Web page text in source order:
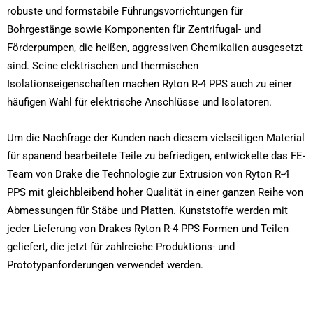
robuste und formstabile Führungsvorrichtungen für
Bohrgestänge sowie Komponenten für Zentrifugal- und
Förderpumpen, die heißen, aggressiven Chemikalien ausgesetzt
sind. Seine elektrischen und thermischen
Isolationseigenschaften machen Ryton R-4 PPS auch zu einer
häufigen Wahl für elektrische Anschlüsse und Isolatoren.
Um die Nachfrage der Kunden nach diesem vielseitigen Material
für spanend bearbeitete Teile zu befriedigen, entwickelte das FE-
Team von Drake die Technologie zur Extrusion von Ryton R-4
PPS mit gleichbleibend hoher Qualität in einer ganzen Reihe von
Abmessungen für Stäbe und Platten. Kunststoffe werden mit
jeder Lieferung von Drakes Ryton R-4 PPS Formen und Teilen
geliefert, die jetzt für zahlreiche Produktions- und
Prototypanforderungen verwendet werden.